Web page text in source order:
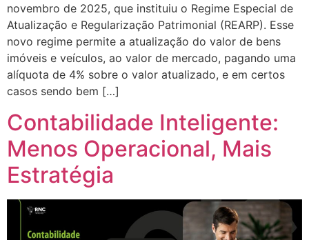
novembro de 2025, que instituiu o Regime Especial de
Atualização e Regularização Patrimonial (REARP). Esse
novo regime permite a atualização do valor de bens
imóveis e veículos, ao valor de mercado, pagando uma
alíquota de 4% sobre o valor atualizado, e em certos
casos sendo bem […]
Contabilidade Inteligente:
Menos Operacional, Mais
Estratégia